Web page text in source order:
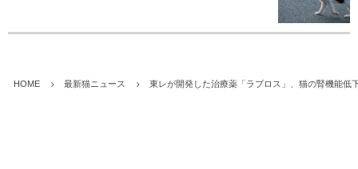
HOME 最新猫ニュース 東レが開発した治療薬「ラプロス」、猫の腎機能低